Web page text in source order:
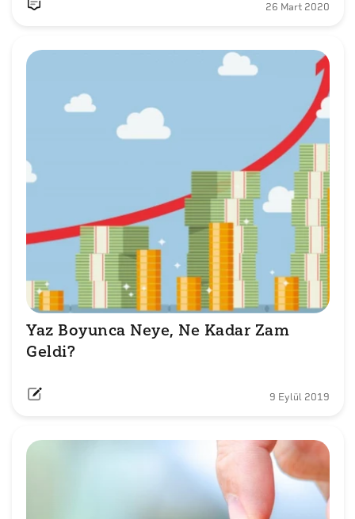
26 Mart 2020
Yaz Boyunca Neye, Ne Kadar Zam
Geldi?
9 Eylül 2019